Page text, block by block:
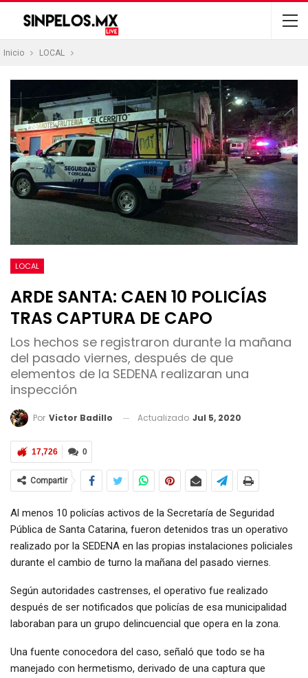
Inicio LOCAL
LOCAL
ARDE SANTA: CAEN 10 POLICÍAS
TRAS CAPTURA DE CAPO
Los hechos se registraron durante la mañana
del pasado viernes, después de que
elementos de la SEDENA realizaran una
inspección
Por Victor Badillo Actualizado Jul 5, 2020
0
17,726
Compartir
Al menos 10 policías activos de la Secretaría de Seguridad
Pública de Santa Catarina, fueron detenidos tras un operativo
realizado por la SEDENA en las propias instalaciones policiales
durante el cambio de turno la mañana del pasado viernes.
Según autoridades castrenses, el operativo fue realizado
después de ser notificados que policías de esa municipalidad
laboraban para un grupo delincuencial que opera en la zona.
Una fuente conocedora del caso, señaló que todo se ha
manejado con hermetismo, derivado de una captura que